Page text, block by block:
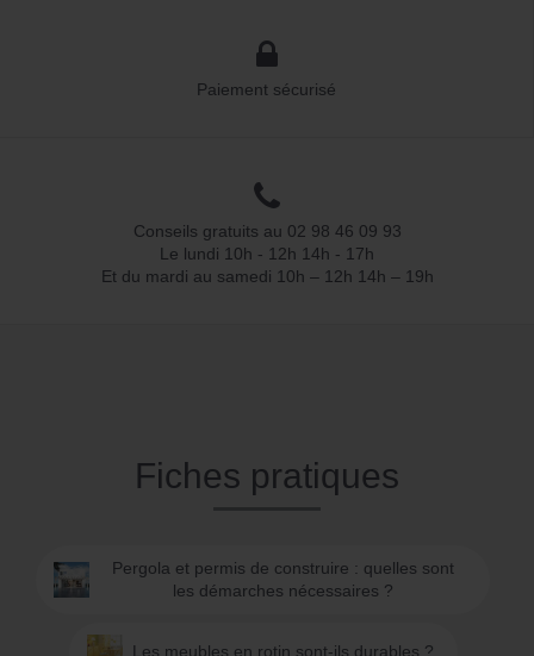
Paiement sécurisé
Conseils gratuits au 02 98 46 09 93
Le lundi 10h - 12h 14h - 17h
Et du mardi au samedi 10h – 12h 14h – 19h
Fiches pratiques
Pergola et permis de construire : quelles sont
les démarches nécessaires ?
Les meubles en rotin sont-ils durables ?